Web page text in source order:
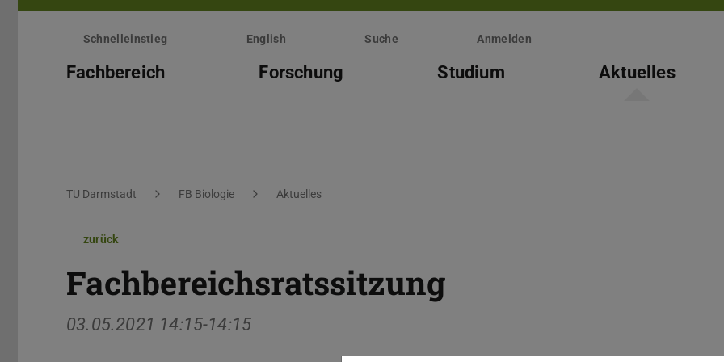
Menü
überspringenSchnelleinstieg English Suche Anmelden
Fachbereich Forschung Studium Aktuelles
Sie befinden sich hier:
TU Darmstadt FB Biologie Aktuelles
zurück
Fachbereichsratssitzung
03.05.2021 14:15-14:15